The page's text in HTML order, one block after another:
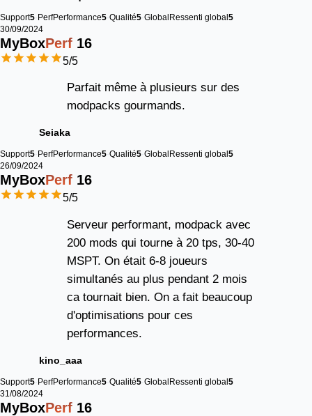
Support5 PerfPerformance5 Qualité5 GlobalRessenti global5
30/09/2024
MyBoxPerf 16
5/5
Parfait même à plusieurs sur des
modpacks gourmands.
Seiaka
Support5 PerfPerformance5 Qualité5 Global Ressenti global 5
26/09/2024
MyBoxPerf 16
5/5
Serveur performant, modpack avec
200 mods qui tourne à 20 tps, 30-40
MSPT. On était 6-8 joueurs
simultanés au plus pendant 2 mois
ca tournait bien. On a fait beaucoup
d'optimisations pour ces
performances.
kino_aaa
Support5 PerfPerformance5 Qualité5 GlobalRessenti global5
31/08/2024
MyBoxPerf 16